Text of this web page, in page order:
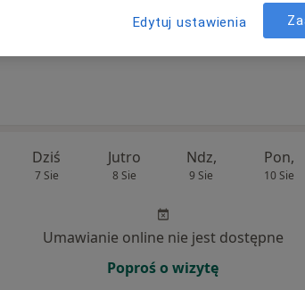
Dziś
7 Sie
Jutro
8 Sie
Ndz,
9 Sie
Pon,
10 Sie
Umawianie online nie jest dostępne
Poproś o wizytę
Edytuj ustawienia